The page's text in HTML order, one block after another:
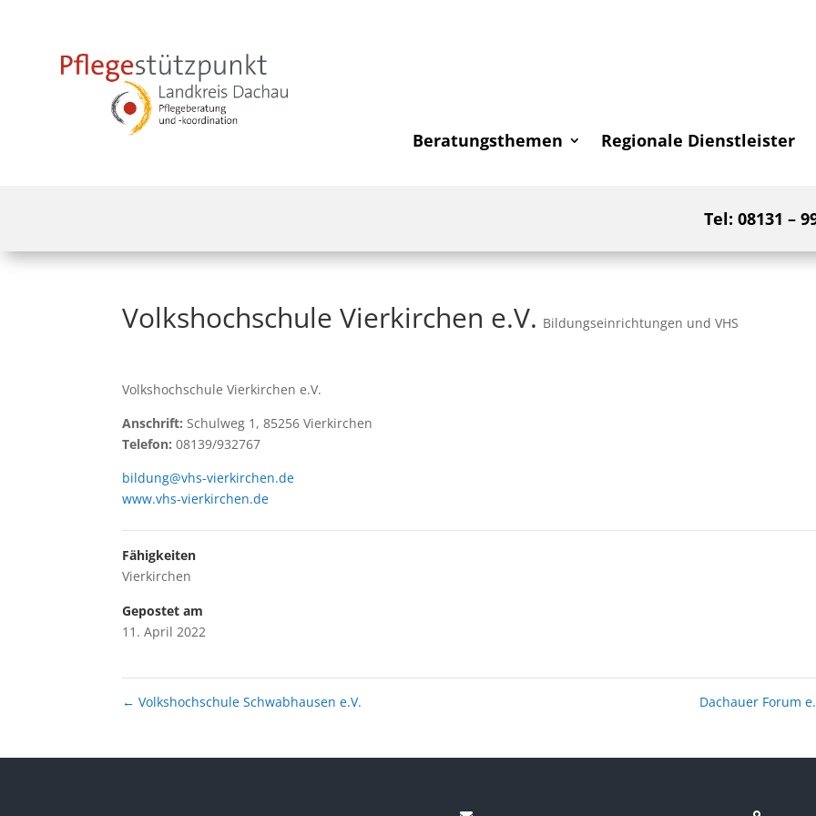
Beratungsthemen Regionale Dienstleister
Tel: 08131 –
Volkshochschule Vierkirchen e.V. Bildungseinrichtungen und VHS
Volkshochschule Vierkirchen e.V.
Anschrift: Schulweg 1, 85256 Vierkirchen
Telefon:08139/932767
bildung@vhs-vierkirchen.de
www.vhs-vierkirchen.de
Fähigkeiten
Vierkirchen
Gepostet am
11. April 2022
← Volkshochschule Schwabhausen e.V. Dachauer Forum